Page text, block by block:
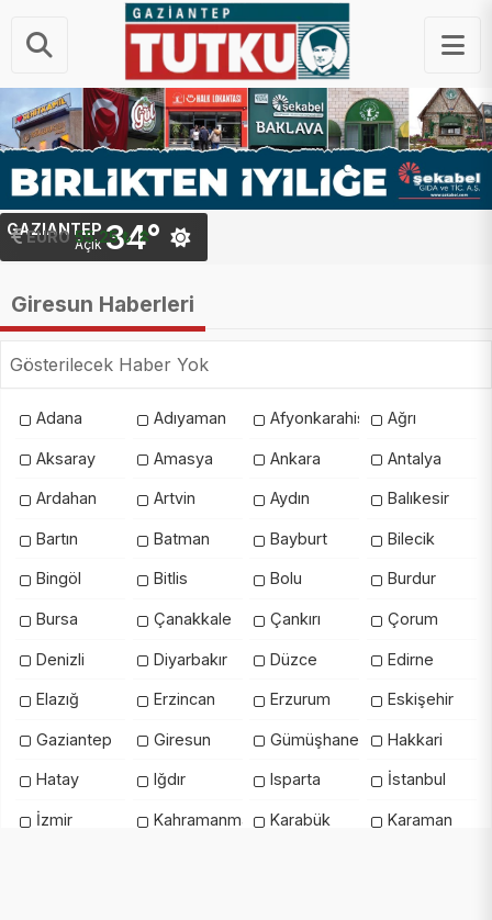
EURO 55.25 ₺
GAZIANTEP
Açık34°
Giresun Haberleri
Gösterilecek Haber Yok
Adana Adıyaman Afyonkarahisar Ağrı
Aksaray Amasya Ankara Antalya
Ardahan Artvin Aydın Balıkesir
Bartın Batman Bayburt Bilecik
Bingöl Bitlis Bolu Burdur
Bursa Çanakkale Çankırı Çorum
Denizli Diyarbakır Düzce Edirne
Elazığ Erzincan Erzurum Eskişehir
Gaziantep Giresun Gümüşhane Hakkari
Hatay Iğdır Isparta İstanbul
İzmir KahramanmaraşKarabük Karaman